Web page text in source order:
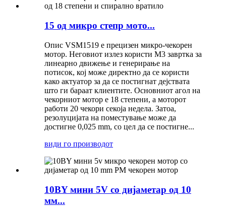
15 од микро степр мото...
Опис VSM1519 е прецизен микро-чекорен
мотор. Неговиот излез користи M3 завртка за
линеарно движење и генерирање на
потисок, кој може директно да се користи
како актуатор за да се постигнат дејствата
што ги бараат клиентите. Основниот агол на
чекорниот мотор е 18 степени, а моторот
работи 20 чекори секоја недела. Затоа,
резолуцијата на поместување може да
достигне 0,025 mm, со цел да се постигне...
види го производот
10BY мини 5V со дијаметар од 10
мм...